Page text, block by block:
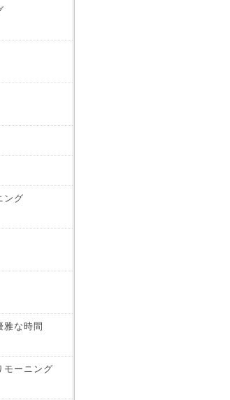
ング
雅な時間
モーニング